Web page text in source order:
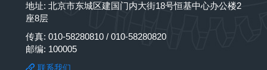
地址: 北京市东城区建国门内大街18号恒基中心办公楼2
座8层
传真: 010-58280810 / 010-58280820
邮编: 100005
联系我们